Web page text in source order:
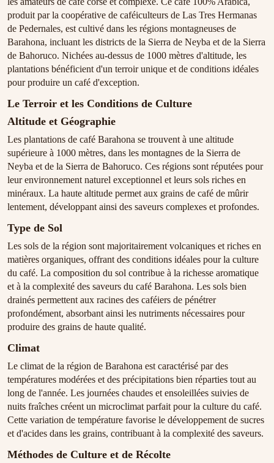
produit par la coopérative de caféiculteurs de Las Tres Hermanas
de Pedernales, est cultivé dans les régions montagneuses de
Barahona, incluant les districts de la Sierra de Neyba et de la Sierra
de Bahoruco. Nichées au-dessus de 1000 mètres d'altitude, les
plantations bénéficient d'un terroir unique et de conditions idéales
pour produire un café d'exception.
Le Terroir et les Conditions de Culture
Altitude et Géographie
Les plantations de café Barahona se trouvent à une altitude
supérieure à 1000 mètres, dans les montagnes de la Sierra de
Neyba et de la Sierra de Bahoruco. Ces régions sont réputées pour
leur environnement naturel exceptionnel et leurs sols riches en
minéraux. La haute altitude permet aux grains de café de mûrir
lentement, développant ainsi des saveurs complexes et profondes.
Type de Sol
Les sols de la région sont majoritairement volcaniques et riches en
matières organiques, offrant des conditions idéales pour la culture
du café. La composition du sol contribue à la richesse aromatique
et à la complexité des saveurs du café Barahona. Les sols bien
drainés permettent aux racines des caféiers de pénétrer
profondément, absorbant ainsi les nutriments nécessaires pour
produire des grains de haute qualité.
Climat
Le climat de la région de Barahona est caractérisé par des
températures modérées et des précipitations bien réparties tout au
long de l'année. Les journées chaudes et ensoleillées suivies de
nuits fraîches créent un microclimat parfait pour la culture du café.
Cette variation de température favorise le développement de sucres
et d'acides dans les grains, contribuant à la complexité des saveurs.
Méthodes de Culture et de Récolte